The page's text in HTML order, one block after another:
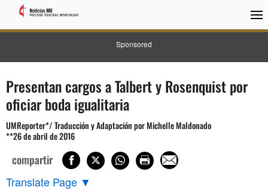
Sponsored
Presentan cargos a Talbert y Rosenquist por
oficiar boda igualitaria
UMReporter*/ Traducción y Adaptación por Michelle Maldonado
**26 de abril de 2016
compartir
Translate Page ▼